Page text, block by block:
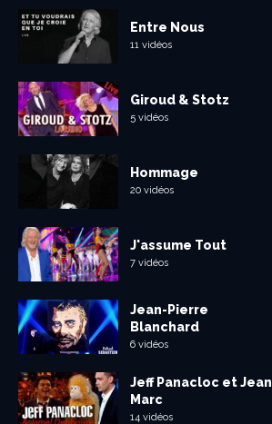
Entre Nous
11 vidéos
Giroud & Stotz
5 vidéos
Hommage
20 vidéos
J'assume Tout
7 vidéos
Jean-Pierre
Blanchard
6 vidéos
Jeff Panacloc et Jean
Marc
14 vidéos